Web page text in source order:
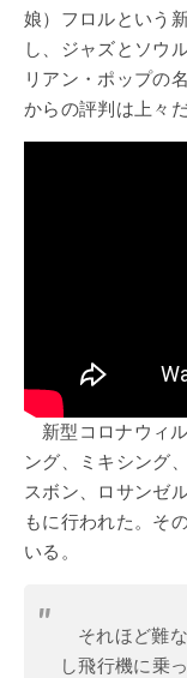
娘）フロルという
し、ジャズとソウ
リアン・ポップの
からの評判は上々だ
新型コロナウィ
ング、ミキシング
スボン、ロサンゼ
もに行われた。そ
いる。
それほど難
し飛行機に乗